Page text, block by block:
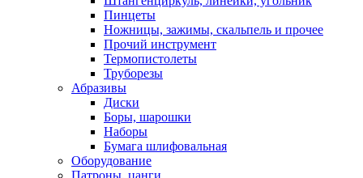
Пинцеты
Ножницы, зажимы, скальпель и прочее
Прочий инструмент
Термопистолеты
Труборезы
Абразивы
Диски
Боры, шарошки
Наборы
Бумага шлифовальная
Оборудование
Патроны, цанги